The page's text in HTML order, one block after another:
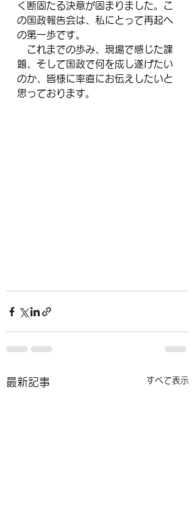
く断固たる決意が固まりました。こ
の国政報告会は、私にとって再起へ
の第一歩です。
これまでの歩み、現場で感じた課
題、そして国政で何を成し遂げたい
のか、皆様に率直にお伝えしたいと
思っております。
最新記事 すべて表示